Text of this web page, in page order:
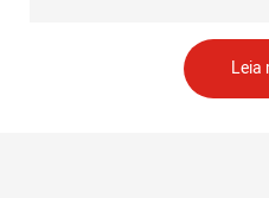
Leia